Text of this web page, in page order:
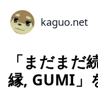
kaguo.net
「まだま
縁, GUMI」